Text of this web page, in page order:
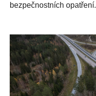
bezpečnostních opatření.